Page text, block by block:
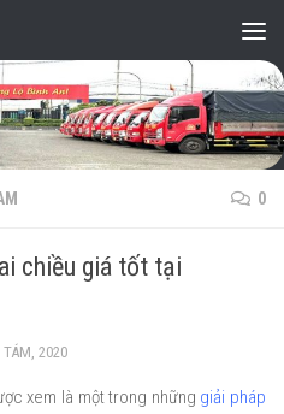
0
chiều giá tốt tại
TÁM, 2020
xem là một trong những giải pháp